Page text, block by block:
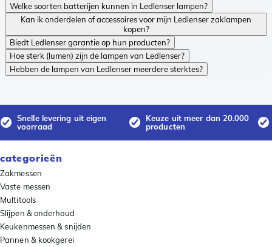
Welke soorten batterijen kunnen in Ledlenser lampen?
Kan ik onderdelen of accessoires voor mijn Ledlenser zaklampen
kopen?
Biedt Ledlenser garantie op hun producten?
Hoe sterk (lumen) zijn de lampen van Ledlenser?
Hebben de lampen van Ledlenser meerdere sterktes?
Snelle levering uit eigen
voorraad
Keuze uit meer dan 20.000
producten
categorieën
Zakmessen
Vaste messen
Multitools
Slijpen & onderhoud
Keukenmessen & snijden
Pannen & kookgerei